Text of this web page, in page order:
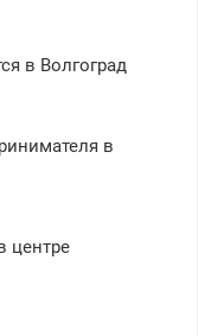
в Волгоград
в
центре